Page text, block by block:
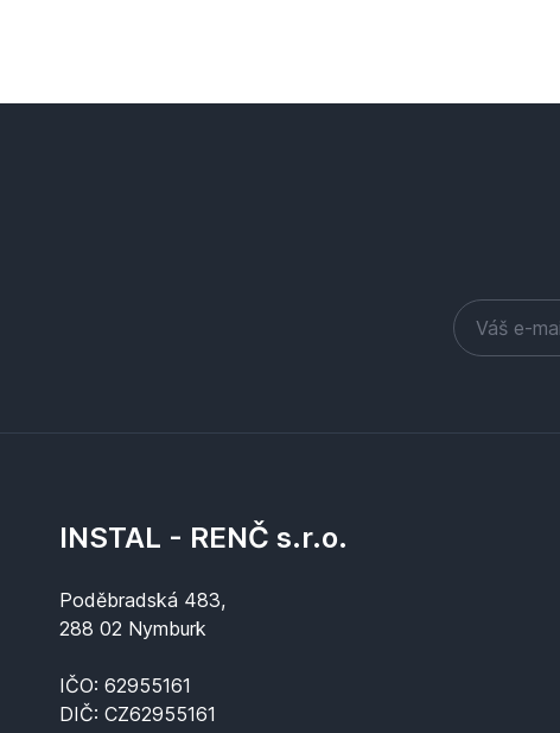
INSTAL - RENČ s.r.o.
Poděbradská 483,
288 02 Nymburk
IČO: 62955161
DIČ: CZ62955161